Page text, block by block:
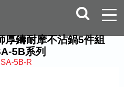
厚鑄耐摩不沾鍋5件組
5B系列
5B-R